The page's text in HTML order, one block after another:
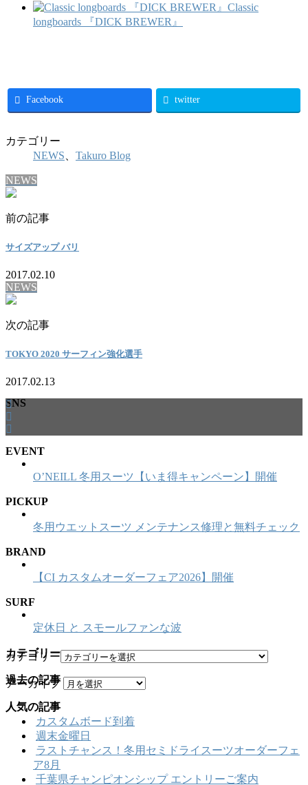
Classic
longboards 『DICK BREWER』
Facebook twitter
カテゴリー
NEWS
Takuro Blog
NEWS
前の記事
サイズアップ バリ
2017.02.10
NEWS
次の記事
TOKYO 2020 サーフィン強化選手
2017.02.13
SNS
EVENT
O’NEILL 冬用スーツ【いま得キャンペーン】開催
PICKUP
冬用ウエットスーツ メンテナンス修理と無料チェック
BRAND
【CI カスタムオーダーフェア2026】開催
SURF
定休日 と スモールファンな波
カテゴリー
カテゴリー
過去の記事
アーカイブ
人気の記事
カスタムボード到着
週末金曜日
ラストチャンス！冬用セミドライスーツオーダーフェ
ア8月
千葉県チャンピオンシップ エントリーご案内